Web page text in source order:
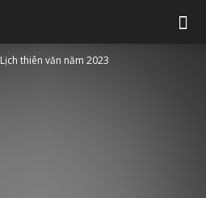
Lịch thiên văn năm 2023